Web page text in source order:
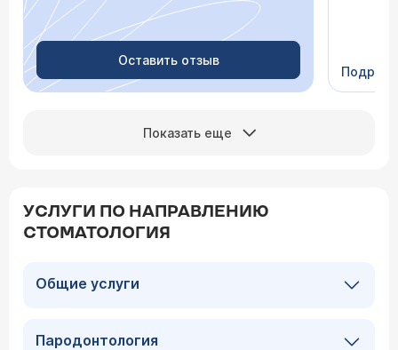
Оставить отзыв
Сейчас
Показать еще
УСЛУГИ ПО НАПРАВЛЕНИЮ
СТОМАТОЛОГИЯ
Общие услуги
Пародонтология